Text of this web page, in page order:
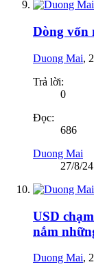
Dòng vốn
Duong Mai,
Trả lời:
0
Đọc:
686
Duong Mai
27/8/24
USD
nắm
Duong Mai,